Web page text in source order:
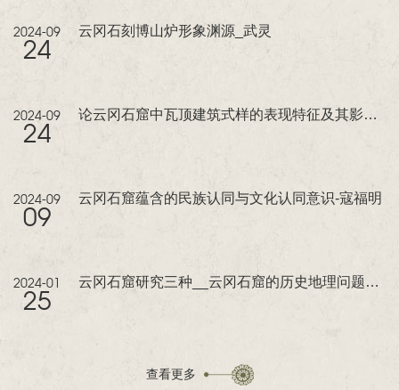
云冈石刻博山炉形象渊源_武灵
2024-09
24
论云冈石窟中瓦顶建筑式样的表现特征及其影响_王恒
2024-09
24
云冈石窟蕴含的民族认同与文化认同意识-寇福明
2024-09
09
云冈石窟研究三种__云冈石窟的历史地理问题_张畅耕
2024-01
25
查看更多